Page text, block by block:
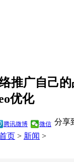
推广自己
优化
分享
腾讯微博 微信
页 > 新闻 >